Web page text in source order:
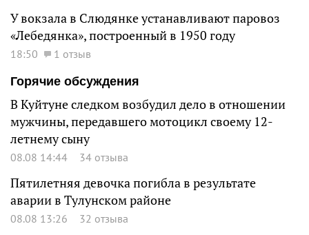
У вокзала в Слюдянке устанавливают паровоз
«Лебедянка», построенный в 1950 году
18:50
1 отзыв
Горячие обсуждения
В Куйтуне следком возбудил дело в отношении
мужчины, передавшего мотоцикл своему 12-
летнему сыну
08.08 14:44 34 отзыва
Пятилетняя девочка погибла в результате
аварии в Тулунском районе
08.08 13:26 32 отзыва